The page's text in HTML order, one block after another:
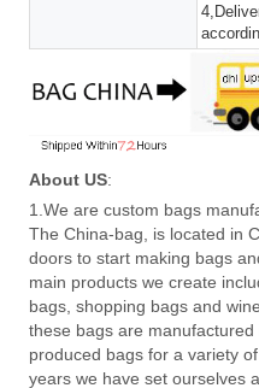
About US:
1.We are custom bags
The China-bag, is located in
doors to start making bags
main products we create
bags, shopping bags and
these bags are
produced bags for a variety
years we have set ourselves